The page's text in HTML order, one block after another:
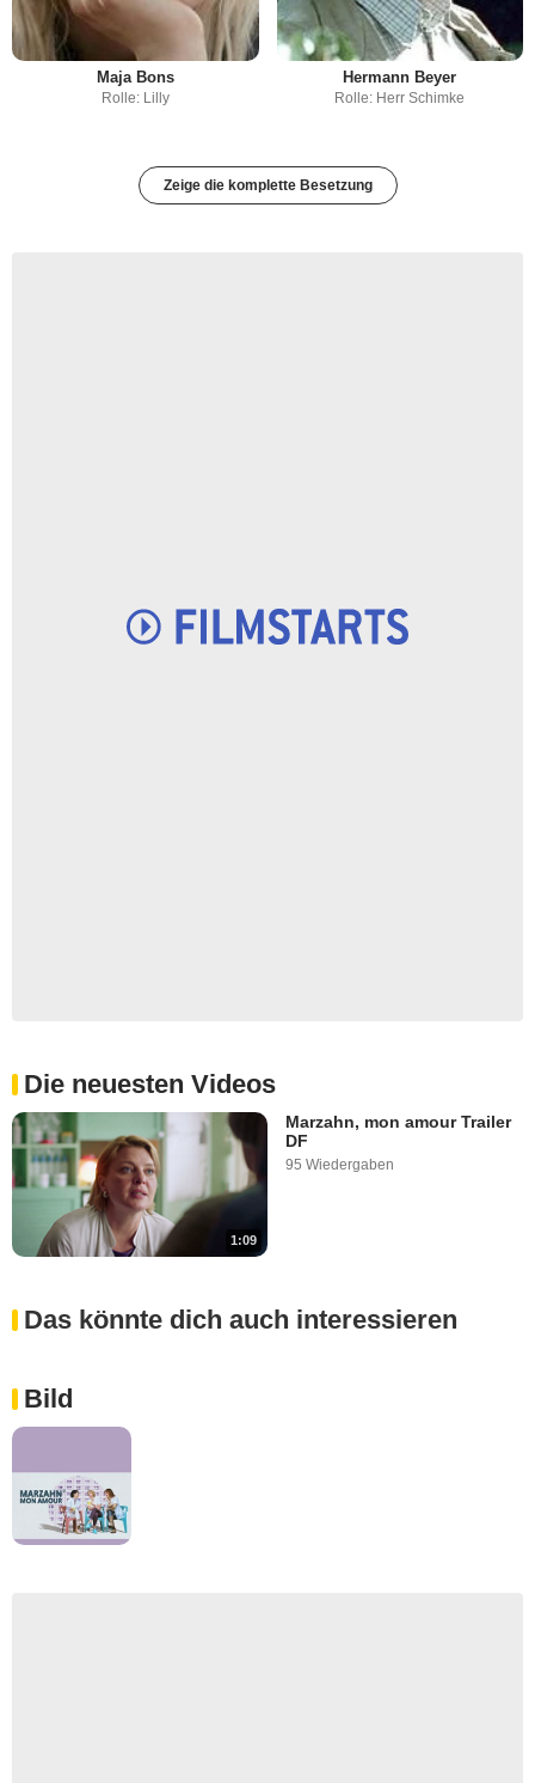
Maja Bons
Rolle: Lilly
Hermann Beyer
Rolle: Herr Schimke
Zeige die komplette Besetzung
Die neuesten Videos
1:09
Marzahn, mon amour Trailer
DF
95 Wiedergaben
Das könnte dich auch interessieren
Bild